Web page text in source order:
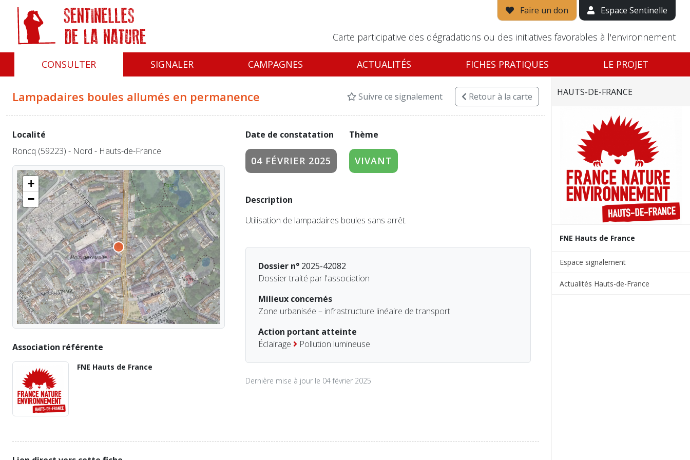
Faire un don Espace Sentinelle
Carte participative des dégradations ou des initiatives favorables à l'environnement
CONSULTER SIGNALER CAMPAGNES ACTUALITÉS FICHES PRATIQUES LE PROJET
Lampadaires boules allumés en permanence Suivre ce signalement Retourà la carte
Date de constatation
04 FÉVRIER 2025
Thème
VIVANT
Description
Utilisation de lampadaires boules sans arrêt.
Dossier n°2025-42082
Dossier traité par l'association
Milieux concernés
Zone urbanisée – infrastructure linéaire de transport
Action portant atteinte
Éclairage
Pollution lumineuse
Dernière mise à jour le 04 février 2025
Localité
Roncq (59223) - Nord - Hauts-de-France
+
−
Association référente
FNE Hauts de France
HAUTS-DE-FRANCE
FNE Hauts de France
Espace signalement
Actualités Hauts-de-France
Panneau de gestion des cookies